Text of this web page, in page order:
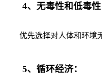
4、无毒性和低毒性
优先选择对人体和环境无
5、循环经济：